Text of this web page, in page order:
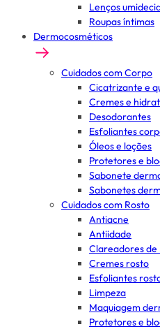
Lenços
Roupas íntimas
Dermocosméticos
Cuidados com Corpo
Cicatrizante e
Cremes e
Desodorantes
Esfoliantes
Óleos e loções
Protetores e
Sabonete
Sabonetes
Cuidados com Rosto
Antiacne
Antiidade
Clareadores de
Cremes rosto
Esfoliantes
Limpeza
Maquiagem
Protetores e